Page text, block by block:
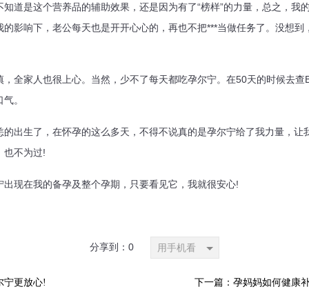
是这个营养品的辅助效果，还是因为有了“榜样”的力量，总之，我
影响下，老公每天也是开开心心的，再也不把***当做任务了。没想到
家人也很上心。当然，少不了每天都吃孕尔宁。在50天的时候去查
。
生了，在怀孕的这么多天，不得不说真的是孕尔宁给了我力量，让
也不为过!
在我的备孕及整个孕期，只要看见它，我就很安心!
分享到： 0 用手机看
宁更放心! 下一篇：孕妈妈如何健康